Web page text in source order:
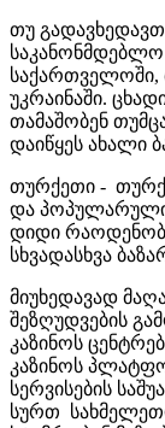
თუ
საქართველოში,
უკრაინაში.
თამაშობენ
დაიწყეს ახალი
თურქეთი -
და
დიდი
სხვადასხვა
მიუხედავად
შეზღუდვების
კაზინოს
კაზინოს
სერვისების
სურთ